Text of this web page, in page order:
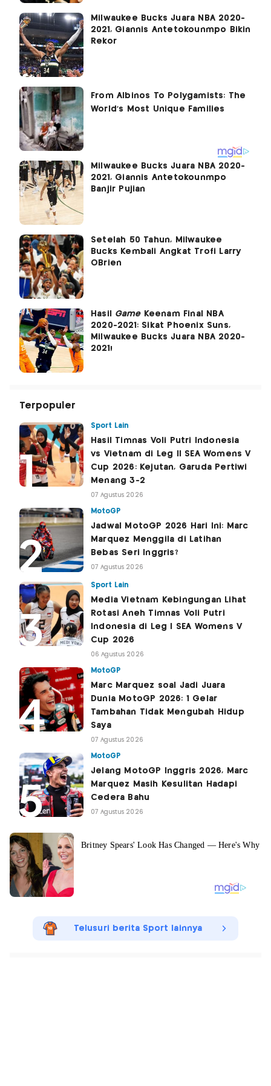
Milwaukee Bucks Juara NBA 2020-
2021, Giannis Antetokounmpo Bikin
Rekor
Milwaukee Bucks Juara NBA 2020-
2021, Giannis Antetokounmpo
Banjir Pujian
Setelah 50 Tahun, Milwaukee
Bucks Kembali Angkat Trofi Larry
OBrien
Hasil GameKeenam Final NBA
2020-2021: Sikat Phoenix Suns,
Milwaukee Bucks Juara NBA 2020-
2021!
Terpopuler
Sport Lain
Hasil Timnas Voli Putri Indonesia
vs Vietnam di Leg II SEA Womens V
Cup 2026: Kejutan, Garuda Pertiwi
Menang 3-2
07 Agustus 2026
MotoGP
Jadwal MotoGP 2026 Hari Ini: Marc
Marquez Menggila di Latihan
Bebas Seri Inggris?
07 Agustus 2026
Sport Lain
Media Vietnam Kebingungan Lihat
Rotasi Aneh Timnas Voli Putri
Indonesia di Leg I SEA Womens V
Cup 2026
06 Agustus 2026
MotoGP
Marc Marquez soal Jadi Juara
Dunia MotoGP 2026: 1 Gelar
Tambahan Tidak Mengubah Hidup
Saya
07 Agustus 2026
MotoGP
Jelang MotoGP Inggris 2026, Marc
Marquez Masih Kesulitan Hadapi
Cedera Bahu
07 Agustus 2026
Telusuri berita Sport lainnya